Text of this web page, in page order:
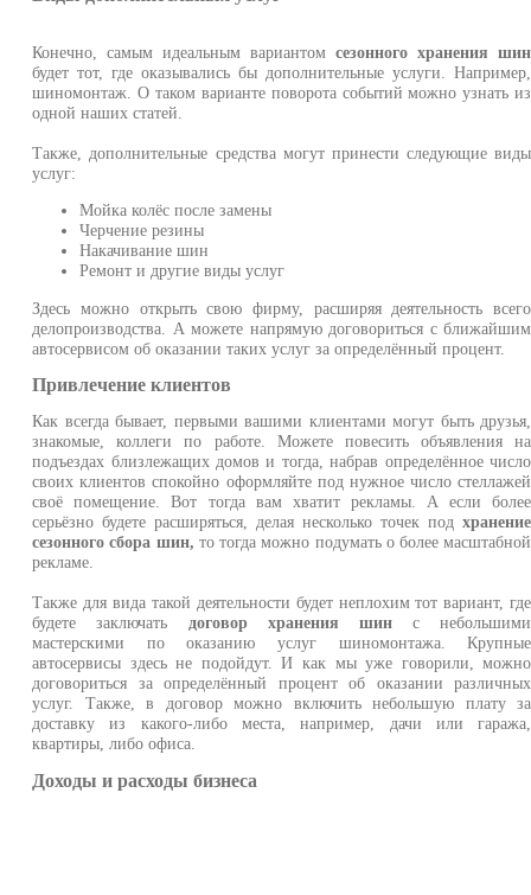
Конечно, самым идеальным вариантомсезонного хранения шин
будет тот, где оказывались бы дополнительные услуги. Например,
шиномонтаж. О таком варианте поворота событий можно узнать из
одной наших статей.
Также, дополнительные средства могут принести следующие виды
услуг:
Мойка колёс после замены
Черчение резины
Накачивание шин
Ремонт и другие виды услуг
Здесь можно открыть свою фирму, расширяя деятельность всего
делопроизводства. А можете напрямую договориться с ближайшим
автосервисом об оказании таких услуг за определённый процент.
Привлечение клиентов
Как всегда бывает, первыми вашими клиентами могут быть друзья,
знакомые, коллеги по работе. Можете повесить объявления на
подъездах близлежащих домов и тогда, набрав определённое число
своих клиентов спокойно оформляйте под нужное число стеллажей
своё помещение. Вот тогда вам хватит рекламы. А если более
серьёзно будете расширяться, делая несколько точек подхранение
сезонного сбора шин, то тогда можно подумать о более масштабной
рекламе.
Также для вида такой деятельности будет неплохим тот вариант, где
будете заключать договор хранения шинс небольшими
мастерскими по оказанию услуг шиномонтажа. Крупные
автосервисы здесь не подойдут. И как мы уже говорили, можно
договориться за определённый процент об оказании различных
услуг. Также, в договор можно включить небольшую плату за
доставку из какого-либо места, например, дачи или гаража,
квартиры, либо офиса.
Доходы и расходы бизнеса